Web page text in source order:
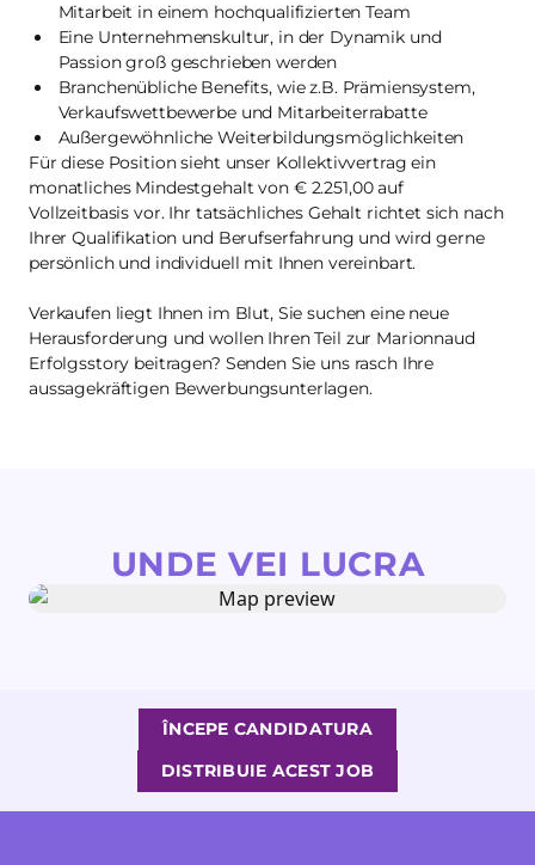
Mitarbeit in einem hochqualifizierten Team
Eine Unternehmenskultur, in der Dynamik und
Passion groß geschrieben werden
Branchenübliche Benefits, wie z.B. Prämiensystem,
Verkaufswettbewerbe und Mitarbeiterrabatte
Außergewöhnliche Weiterbildungsmöglichkeiten
Für diese Position sieht unser Kollektivvertrag ein
monatliches Mindestgehalt von € 2.251,00 auf
Vollzeitbasis vor. Ihr tatsächliches Gehalt richtet sich nach
Ihrer Qualifikation und Berufserfahrung und wird gerne
persönlich und individuell mit Ihnen vereinbart.
Verkaufen liegt Ihnen im Blut, Sie suchen eine neue
Herausforderung und wollen Ihren Teil zur Marionnaud
Erfolgsstory beitragen? Senden Sie uns rasch Ihre
aussagekräftigen Bewerbungsunterlagen.
UNDE VEI LUCRA
ÎNCEPE CANDIDATURA
DISTRIBUIE ACEST JOB